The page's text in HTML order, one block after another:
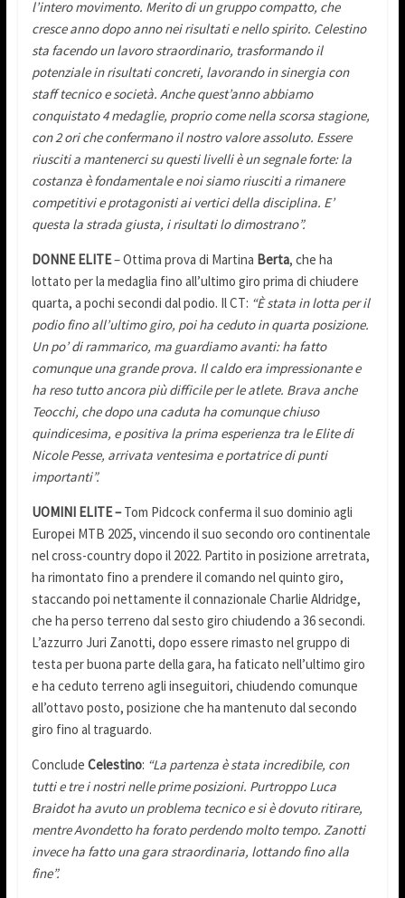
l’intero movimento. Merito di un gruppo compatto, che
cresce anno dopo anno nei risultati e nello spirito. Celestino
sta facendo un lavoro straordinario, trasformando il
potenziale in risultati concreti, lavorando in sinergia con
staff tecnico e società. Anche quest’anno abbiamo
conquistato 4 medaglie, proprio come nella scorsa stagione,
con 2 ori che confermano il nostro valore assoluto. Essere
riusciti a mantenerci su questi livelli è un segnale forte: la
costanza è fondamentale e noi siamo riusciti a rimanere
competitivi e protagonisti ai vertici della disciplina. E’
questa la strada giusta, i risultati lo dimostrano”.
DONNE ELITE– Ottima prova di Martina Berta, che ha
lottato per la medaglia fino all’ultimo giro prima di chiudere
quarta, a pochi secondi dal podio. Il CT: “È stata in lotta per il
podio fino all’ultimo giro, poi ha ceduto in quarta posizione.
Un po’ di rammarico, ma guardiamo avanti: ha fatto
comunque una grande prova. Il caldo era impressionante e
ha reso tutto ancora più difficile per le atlete. Brava anche
Teocchi, che dopo una caduta ha comunque chiuso
quindicesima, e positiva la prima esperienza tra le Elite di
Nicole Pesse, arrivata ventesima e portatrice di punti
importanti”.
UOMINI ELITE –Tom Pidcock conferma il suo dominio agli
Europei MTB 2025, vincendo il suo secondo oro continentale
nel cross-country dopo il 2022. Partito in posizione arretrata,
ha rimontato fino a prendere il comando nel quinto giro,
staccando poi nettamente il connazionale Charlie Aldridge,
che ha perso terreno dal sesto giro chiudendo a 36 secondi.
L’azzurro Juri Zanotti, dopo essere rimasto nel gruppo di
testa per buona parte della gara, ha faticato nell’ultimo giro
e ha ceduto terreno agli inseguitori, chiudendo comunque
all’ottavo posto, posizione che ha mantenuto dal secondo
giro fino al traguardo.
Conclude Celestino: “La partenza è stata incredibile, con
tutti e tre i nostri nelle prime posizioni. Purtroppo Luca
Braidot ha avuto un problema tecnico e si è dovuto ritirare,
mentre Avondetto ha forato perdendo molto tempo. Zanotti
invece ha fatto una gara straordinaria, lottando fino alla
fine”.